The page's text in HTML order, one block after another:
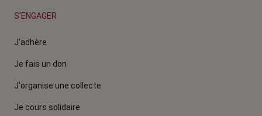
S'ENGAGER
J'adhère
Je fais un don
J'organise une collecte
Je cours solidaire